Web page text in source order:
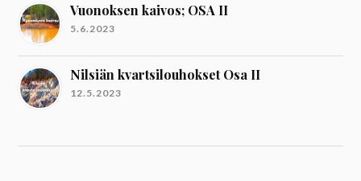
Vuonoksen kaivos; OSA II
5.6.2023
Nilsiän kvartsilouhokset Osa II
12.5.2023